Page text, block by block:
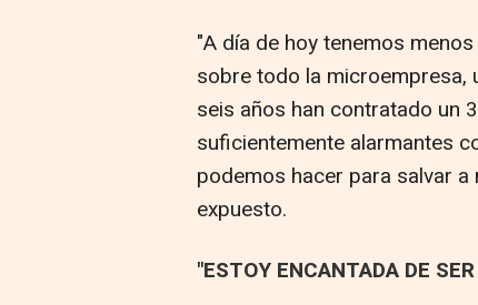
"A día de hoy tenemos
sobre todo la microempresa,
seis años han contratado un
suficientemente alarmantes
podemos hacer para salvar a
expuesto.
"ESTOY ENCANTADA DE